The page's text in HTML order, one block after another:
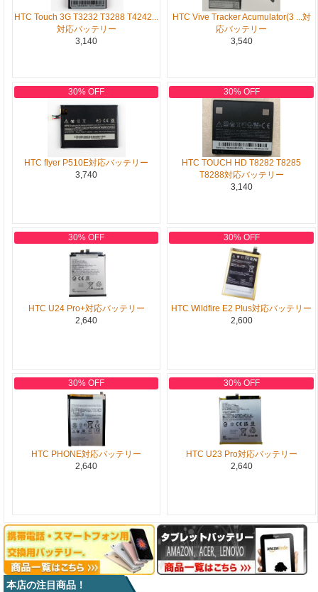
HTC Touch 3G T3232 T3288 T4242...
対応バッテリー
3,140
HTC Vive Tracker Acumulator(3 ...対
応バッテリー
3,540
30% OFF
HTC flyer P510E対応バッテリー
3,740
30% OFF
HTC TOUCH HD T8282 T8285
T8288対応バッテリー
3,140
30% OFF
HTC U24 Pro+対応バッテリー
2,640
30% OFF
HTC Wildfire E2 Plus対応バッテリー
2,600
30% OFF
HTC PHONE対応バッテリー
2,640
30% OFF
HTC U23 Pro対応バッテリー
2,640
本店の注目商品！